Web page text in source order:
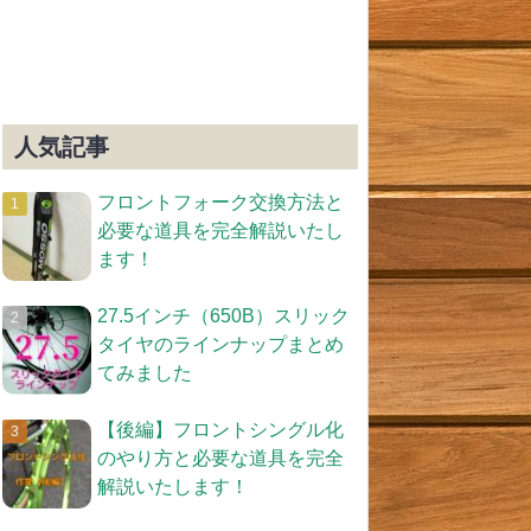
人気記事
フロントフォーク交換方法と
必要な道具を完全解説いたし
ます！
27.5インチ（650B）スリック
タイヤのラインナップまとめ
てみました
【後編】フロントシングル化
のやり方と必要な道具を完全
解説いたします！